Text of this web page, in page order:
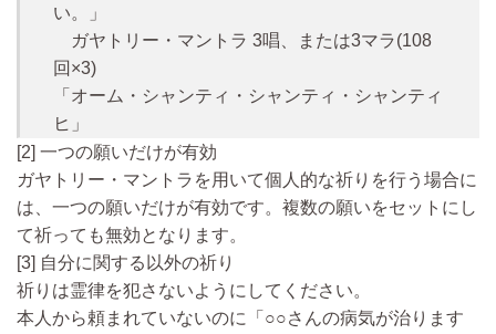
い。」
ガヤトリー・マントラ 3唱、または3マラ(108
回×3)
「オーム・シャンティ・シャンティ・シャンティ
ヒ」
[2] 一つの願いだけが有効
ガヤトリー・マントラを用いて個人的な祈りを行う場合に
は、一つの願いだけが有効です。 複数の願いをセットにし
て祈っても無効となります。
[3] 自分に関する以外の祈り
祈りは霊律を犯さないようにしてください。
本人から頼まれていないのに「○○さんの病気が治ります